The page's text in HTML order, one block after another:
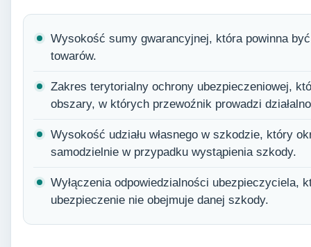
Wysokość sumy gwarancyjnej, która powinna
towarów.
Zakres terytorialny ochrony ubezpieczeniowej,
obszary, w których przewoźnik prowadzi
Wysokość udziału własnego w szkodzie, który
samodzielnie w przypadku wystąpienia szkody.
Wyłączenia odpowiedzialności ubezpieczyciela,
ubezpieczenie nie obejmuje danej szkody.